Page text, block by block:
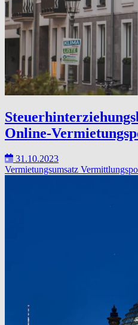
Online-
31.10.2023
Vermietungsumsatz